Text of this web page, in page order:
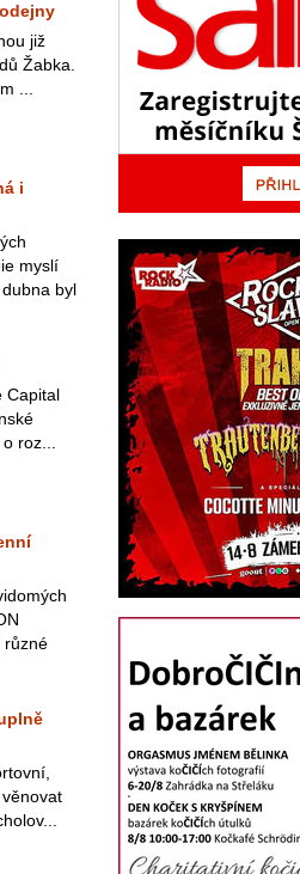
již
Žabka.
...
i
myslí
byl
Capital
roz...
různé